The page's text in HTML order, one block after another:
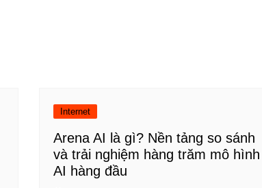
Internet
Arena AI là gì? Nền tảng so sánh
và trải nghiệm hàng trăm mô hình
AI hàng đầu